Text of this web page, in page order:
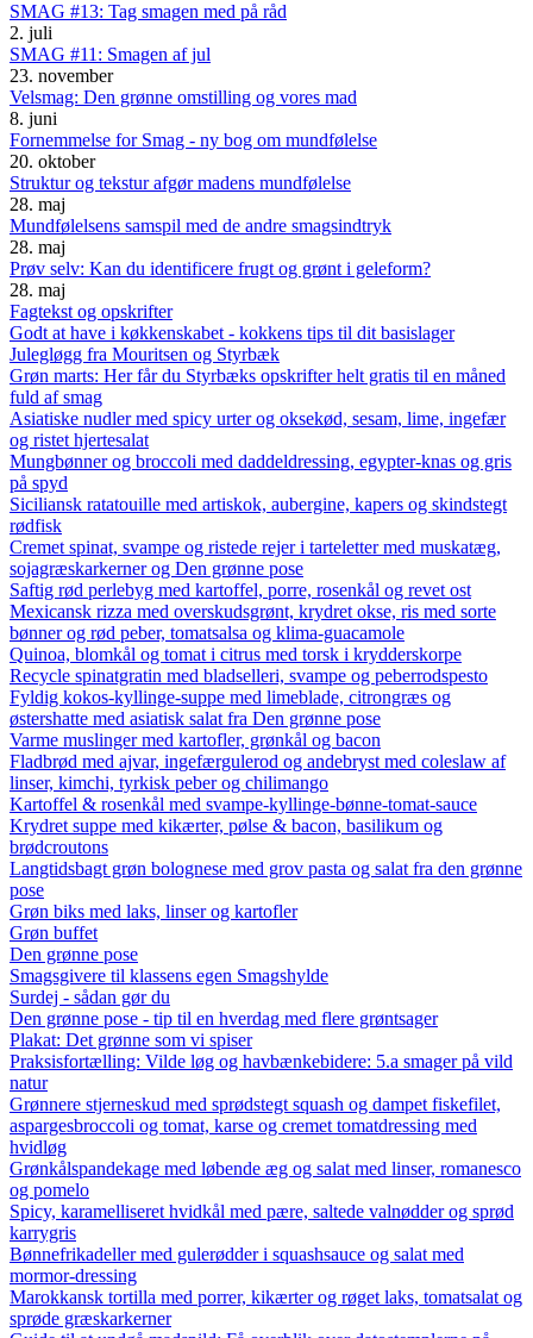
SMAG #13: Tag smagen med på råd
2. juli
SMAG #11: Smagen af jul
23. november
Velsmag: Den grønne omstilling og vores mad
8. juni
Fornemmelse for Smag - ny bog om mundfølelse
20. oktober
Struktur og tekstur afgør madens mundfølelse
28. maj
Mundfølelsens samspil med de andre smagsindtryk
28. maj
Prøv selv: Kan du identificere frugt og grønt i geleform?
28. maj
Fagtekst og opskrifter
Godt at have i køkkenskabet - kokkens tips til dit basislager
Julegløgg fra Mouritsen og Styrbæk
Grøn marts: Her får du Styrbæks opskrifter helt gratis til en måned
fuld af smag
Asiatiske nudler med spicy urter og oksekød, sesam, lime, ingefær
og ristet hjertesalat
Mungbønner og broccoli med daddeldressing, egypter-knas og gris
på spyd
Siciliansk ratatouille med artiskok, aubergine, kapers og skindstegt
rødfisk
Cremet spinat, svampe og ristede rejer i tarteletter med muskatæg,
sojagræskarkerner og Den grønne pose
Saftig rød perlebyg med kartoffel, porre, rosenkål og revet ost
Mexicansk rizza med overskudsgrønt, krydret okse, ris med sorte
bønner og rød peber, tomatsalsa og klima-guacamole
Quinoa, blomkål og tomat i citrus med torsk i krydderskorpe
Recycle spinatgratin med bladselleri, svampe og peberrodspesto
Fyldig kokos-kyllinge-suppe med limeblade, citrongræs og
østershatte med asiatisk salat fra Den grønne pose
Varme muslinger med kartofler, grønkål og bacon
Fladbrød med ajvar, ingefærgulerod og andebryst med coleslaw af
linser, kimchi, tyrkisk peber og chilimango
Kartoffel & rosenkål med svampe-kyllinge-bønne-tomat-sauce
Krydret suppe med kikærter, pølse & bacon, basilikum og
brødcroutons
Langtidsbagt grøn bolognese med grov pasta og salat fra den grønne
pose
Grøn biks med laks, linser og kartofler
Grøn buffet
Den grønne pose
Smagsgivere til klassens egen Smagshylde
Surdej - sådan gør du
Den grønne pose - tip til en hverdag med flere grøntsager
Plakat: Det grønne som vi spiser
Praksisfortælling: Vilde løg og havbænkebidere: 5.a smager på vild
natur
Grønnere stjerneskud med sprødstegt squash og dampet fiskefilet,
aspargesbroccoli og tomat, karse og cremet tomatdressing med
hvidløg
Grønkålspandekage med løbende æg og salat med linser, romanesco
og pomelo
Spicy, karamelliseret hvidkål med pære, saltede valnødder og sprød
karrygris
Bønnefrikadeller med gulerødder i squashsauce og salat med
mormor-dressing
Marokkansk tortilla med porrer, kikærter og røget laks, tomatsalat og
sprøde græskarkerner